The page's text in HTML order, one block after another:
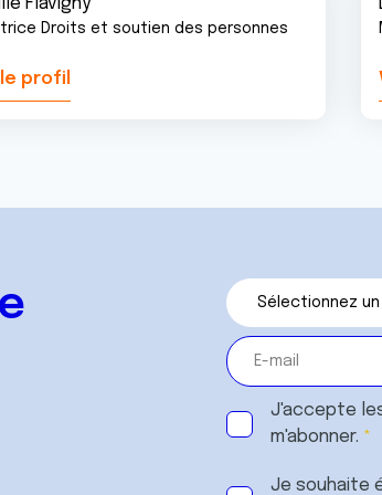
Flavigny
Droits et soutien des personnes
profil
J'accepte
m'abonner.
Je souhaite